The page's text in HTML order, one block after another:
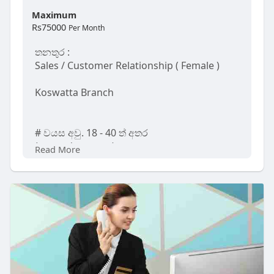
Maximum
Rs75000 Per Month
තනතුර :
Sales / Customer Relationship ( Female )
Koswatta Branch
# වයස අවු. 18 - 40 ත් අතර
( පුහුණු / නුපුහුණු )
# ස්ථිර රැකියාව
# සිමෙන්ති භාණ්ඩ හා නිවාස අලංකාරන
නිෂ්පාදන අලෙවිය සඳහා
# 8.00 A.M - 6.30 P.m
# මසකට නිවාඩු 04 ක් හිමිවේ.
Read More